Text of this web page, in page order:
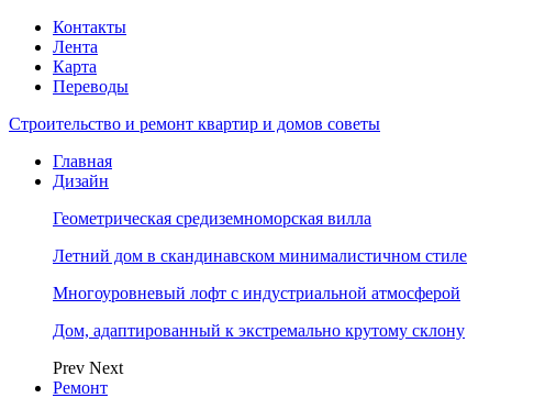
Контакты
Лента
Карта
Переводы
Строительство и ремонт квартир и домов советы
Главная
Дизайн
Геометрическая средиземноморская вилла
Летний дом в скандинавском минималистичном стиле
Многоуровневый лофт с индустриальной атмосферой
Дом, адаптированный к экстремально крутому склону
Prev Next
Ремонт